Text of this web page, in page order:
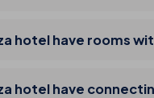
hotel have rooms
hotel have